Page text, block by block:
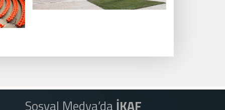
Sosyal Medya’da İKAF